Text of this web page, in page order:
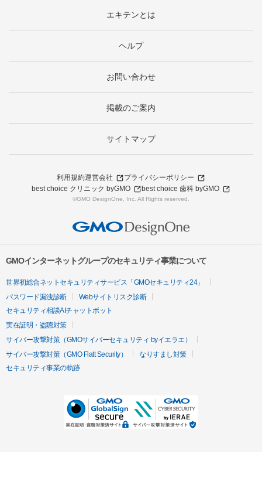
エキテンとは
ヘルプ
お問い合わせ
掲載のご案内
サイトマップ
利用規約運営会社
プライバシーポリシー
best choice クリニック byGMO
best choice 歯科 byGMO
©GMO DesignOne, Inc. All Rights reserved.
GMOインターネットグループのセキュリティ事業について
世界初総合ネットセキュリティサービス「GMOセキュリティ24」
パスワード漏洩診断
Webサイトリスク診断
セキュリティ相談AIチャットボット
実在証明・盗聴対策
サイバー攻撃対策（GMOサイバーセキュリティ byイエラエ）
サイバー攻撃対策（GMO Flatt Security）
なりすまし対策
セキュリティ事業の軌跡